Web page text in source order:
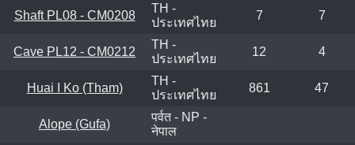
Shaft PL08 - CM0208
TH -
ประเทศไทย
7 7
Cave PL12 - CM0212
TH -
ประเทศไทย
12 4
Huai I Ko (Tham)
TH -
ประเทศไทย
861 47
Alope (Gufa)
पर्वत - NP -
नेपाल